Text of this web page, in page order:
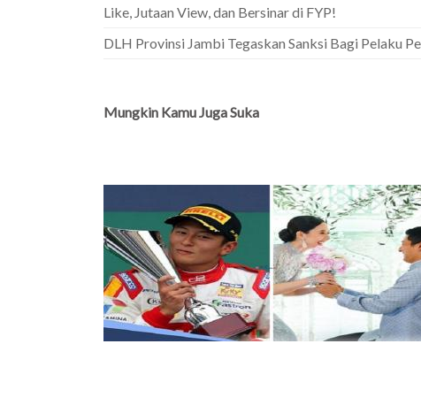
Like, Jutaan View, dan Bersinar di FYP!
DLH Provinsi Jambi Tegaskan Sanksi Bagi Pelaku
Mungkin Kamu Juga Suka